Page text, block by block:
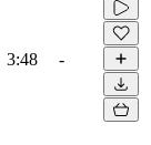
3:48 -